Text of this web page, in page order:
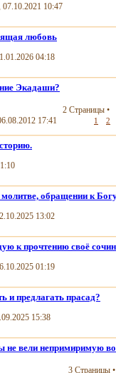
07.10.2021 10:47
любовь
04:18
Экадаши?
17:41
2 Страницы •
1 2
обращении к
13:02
к прочтению своё
01:19
и предлагать прасад?
15:38
вели непримиримую
3 Страницы •